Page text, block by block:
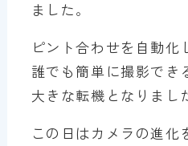
ました。
ピント合わせを自動化
誰でも簡単に撮影でき
大きな転機となりまし
この日はカメラの進化